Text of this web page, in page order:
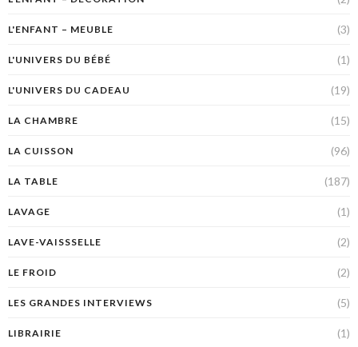
L'ENFANT – MEUBLE (3)
L'UNIVERS DU BÉBÉ (1)
L'UNIVERS DU CADEAU (19)
LA CHAMBRE (15)
LA CUISSON (96)
LA TABLE (187)
LAVAGE (1)
LAVE-VAISSSELLE (2)
LE FROID (2)
LES GRANDES INTERVIEWS (5)
LIBRAIRIE (1)